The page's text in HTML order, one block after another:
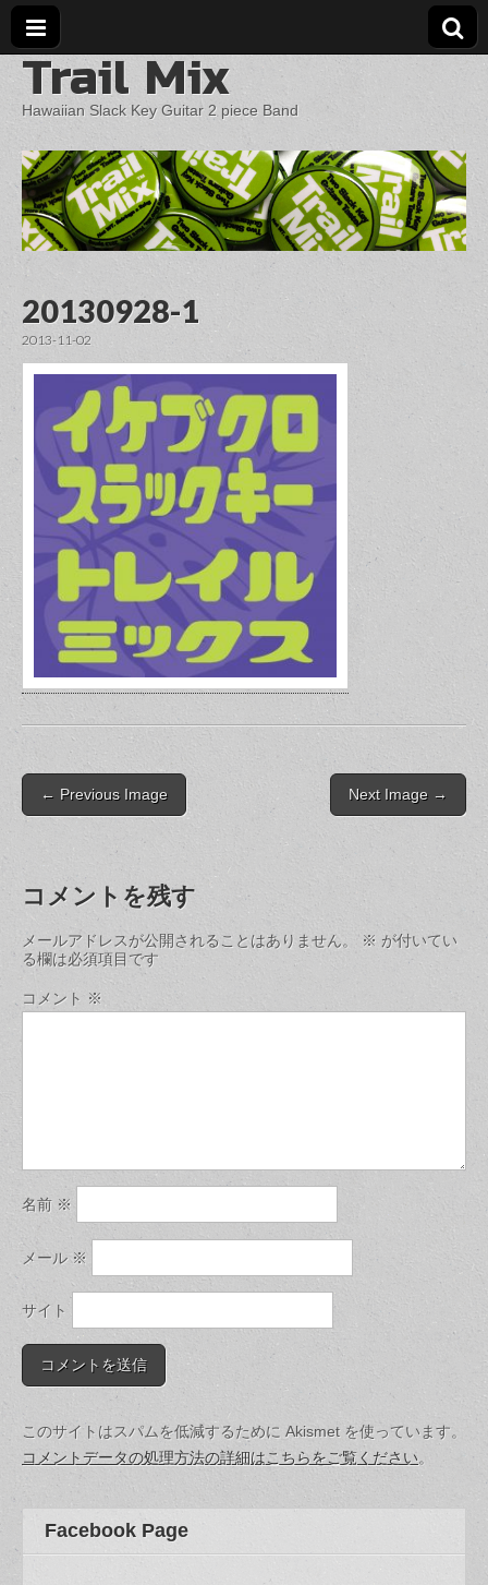
Trail Mix
Hawaiian Slack Key Guitar 2 piece Band
20130928-1
2013-11-02
Post
navigation
← Previous Image Next Image →
コメントを残す
メールアドレスが公開されることはありません。 ※ が付いてい
る欄は必須項目です
コメント ※
名前 ※
メール※
サイト
このサイトはスパムを低減するために Akismet を使っています。
コメントデータの処理方法の詳細はこちらをご覧ください。
Facebook Page